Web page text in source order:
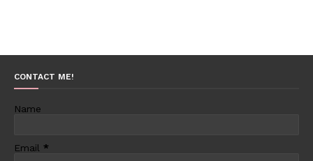
CONTACT ME!
Name
Email *